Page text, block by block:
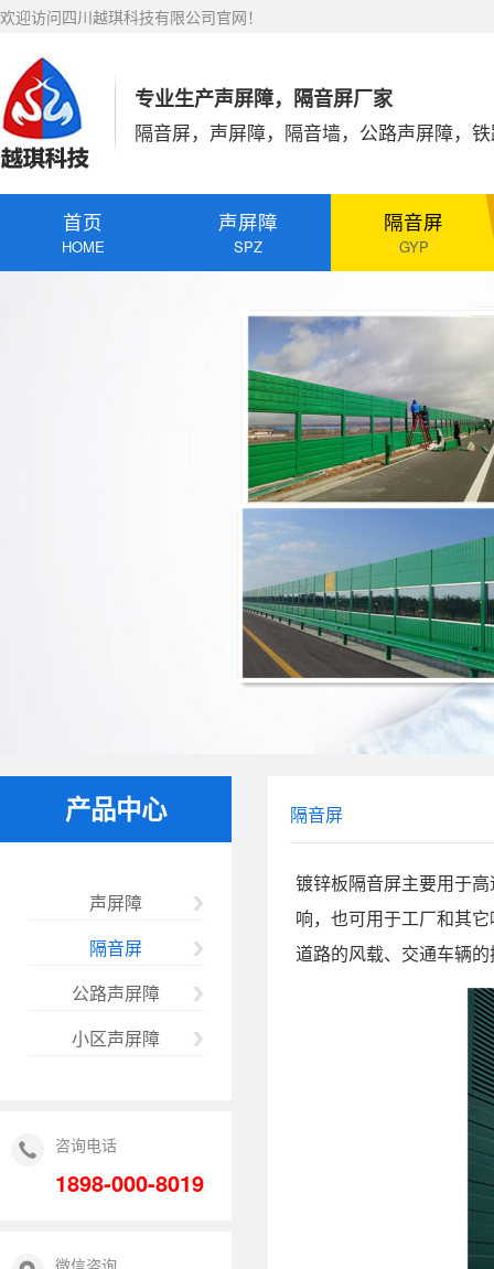
欢迎访问四川越琪科技有限公司官网！
专业生产声屏障，隔音屏厂家
隔音屏，声屏障，隔音墙，公路声屏障，
首页
HOME
声屏障
SPZ
隔音屏
GYP
产品中心
声屏障
隔音屏
公路声屏障
小区声屏障
咨询电话
1898-000-8019
微信咨询
隔音屏
镀锌板隔音屏主要用于
响，也可用于工厂和其
道路的风载、交通车辆